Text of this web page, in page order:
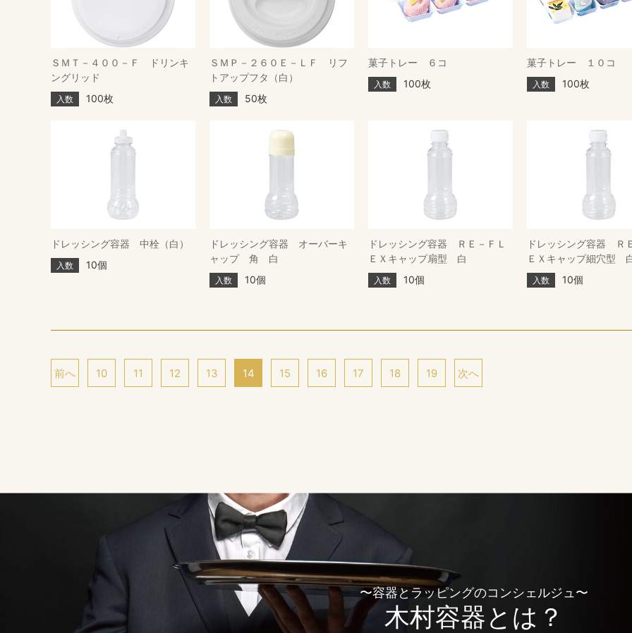
ＳＭＴ－４００－Ｆ ドリンキ
ングリッド
入数 100枚
ＳＭＰ－２６０Ｅ－ＬＦ リフ
トアップフタ（白）
入数 50枚
菓子トレー ６コ
入数 100枚
菓子トレー １０コ
入数 100枚
ドレッシング容器 中栓（白）
入数 10個
ドレッシング容器 オーバーキ
ャップ 角 白
入数 10個
ドレッシング容器 ＲＥ－ＦＬ
ＥＸキャップ扇型 白
入数 10個
ドレッシング容器 Ｒ
ＥＸキャップ細穴型
入数 10個
前へ 10 11 12 13 14 15 16 17 18 19 次へ
〜容器とラッピングのコンシェルジュ〜
木村容器とは？